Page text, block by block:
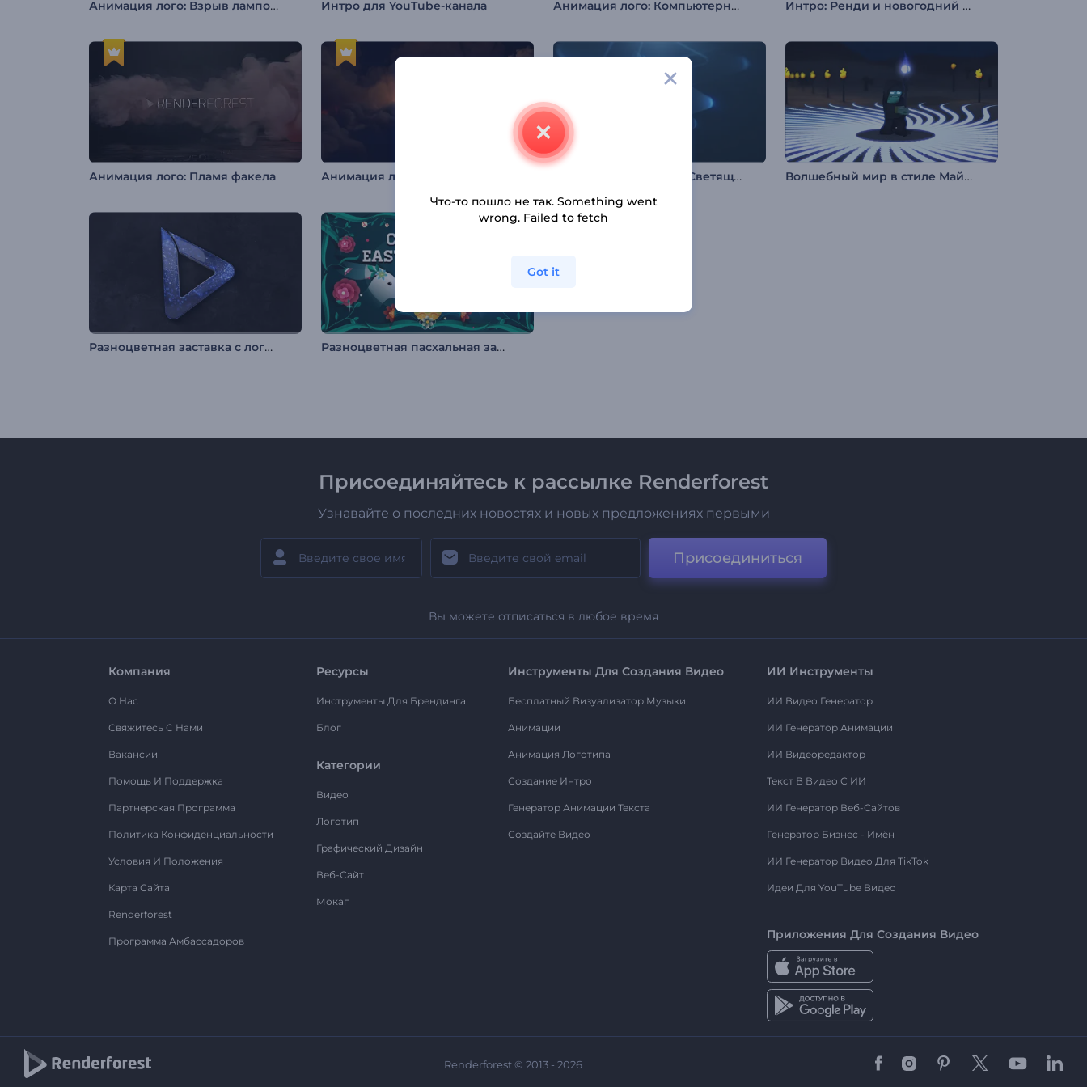
Анимация лого: Взрыв лампочки Интро для YouTube-канала Анимация лого: Компьютерная система Интро: Ренди и новогодний фейерверк
Анимация лого: Пламя факела Раскрытие логотипа "Светящиеся слои" Волшебный мир в стиле Майнкрафт
Разноцветная заставка с логотипом Разноцветная пасхальная заставка
Присоединяйтесь к рассылке Renderforest
Узнавайте о последних новостях и новых предложениях первыми
Присоединиться
Вы можете отписаться в любое время
Компания
О Нас
Свяжитесь С Нами
Вакансии
Помощь И Поддержка
Партнерская Программа
Политика Конфиденциальности
Условия И Положения
Карта Сайта
Renderforest
Программа Амбассадоров
Ресурсы
Инструменты Для Брендинга
Блог
Категории
Видео
Логотип
Графический Дизайн
Веб-Сайт
Мокап
Инструменты Для Создания Видео
Бесплатный Визуализатор Музыки
Анимации
Анимация Логотипа
Создание Интро
Генератор Анимации Текста
Создайте Видео
ИИ Инструменты
ИИ Видео Генератор
ИИ Генератор Анимации
ИИ Видеоредактор
Текст В Видео С ИИ
ИИ Генератор Веб-Сайтов
Генератор Бизнес - Имён
ИИ Генератор Видео Для TikTok
Идеи Для YouTube Видео
Приложения Для Создания Видео
Renderforest © 2013 - 2026
Что-то пошло не так. Something went
wrong. Failed to fetch
Got it